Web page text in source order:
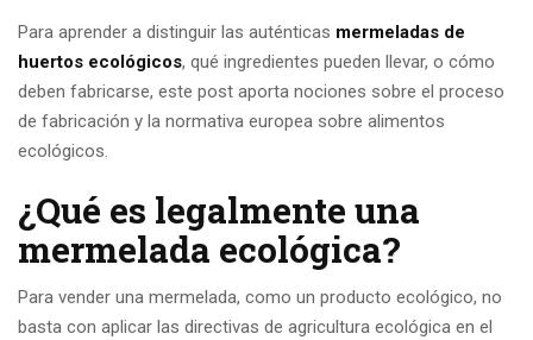
Para aprender a distinguir las auténticas mermeladas de
huertos ecológicos, qué ingredientes pueden llevar, o cómo
deben fabricarse, este post aporta nociones sobre el proceso
de fabricación y la normativa europea sobre alimentos
ecológicos.
¿Qué es legalmente una
mermelada ecológica?
Para vender una mermelada, como un producto ecológico, no
basta con aplicar las directivas de agricultura ecológica en el